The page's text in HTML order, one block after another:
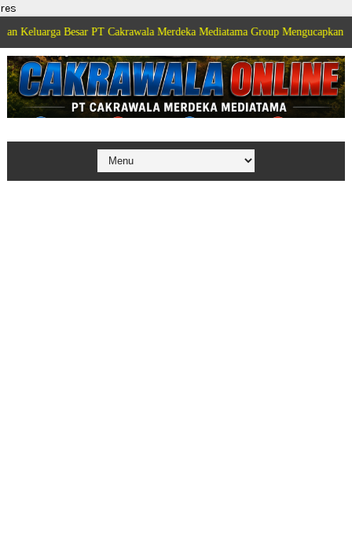
res
Besar PT Cakrawala Merdeka Mediatama Group Mengucapkan Selamat